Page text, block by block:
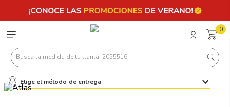
0
Busca la medida de tu llanta: 2055516
Elige el método de entrega
Términos más buscados